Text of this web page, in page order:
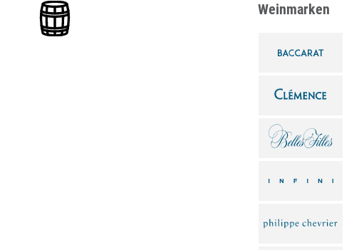
Weinmarken